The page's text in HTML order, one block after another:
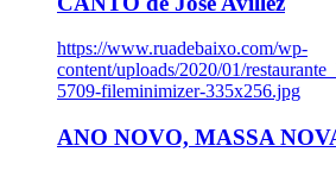
https://www.ruadebaixo.com/wp-
content/uploads/2020/01/
5709-fileminimizer-335x256.jpg
ANO NOVO, MASSA